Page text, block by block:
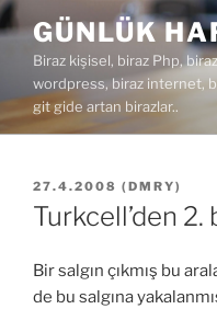
İçeriğe
geç
GÜNLÜK
Biraz kişisel, biraz Php,
wordpress, biraz internet,
git gide artan birazlar..
YAYIM
TARIHI
27.4.2008 ( DMRY)
Turkcell’den 2.
Bir salgın çıkmış bu
de bu salgına